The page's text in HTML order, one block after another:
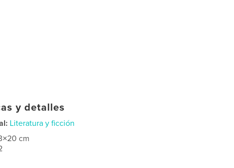
y detalles
Literatura y ficción
cm